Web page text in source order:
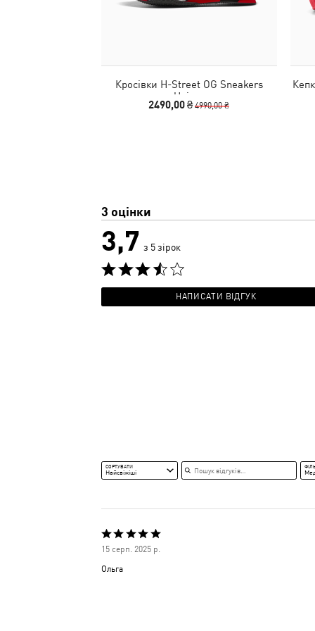
Кросівки H-Street OG Sneakers
Unisex
2490,00 ₴4990,00 ₴
3 оцінки
3,7 з 5 зірок
НАПИСАТИ ВІДГУК
СОРТУВАТИ
Найсвіжіші
Пошук відгуків
Оцінено
15 серп. 2025 р.
Ольга